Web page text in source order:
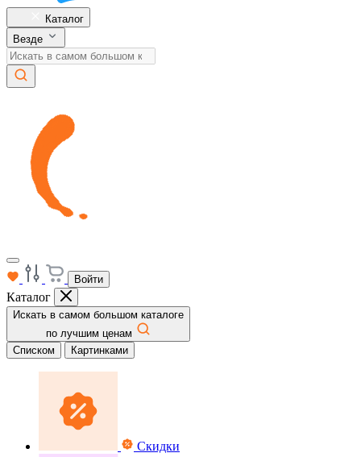
Каталог
Везде
Войти
Каталог
Искать в самом большом каталоге
по лучшим ценам
Списком
Картинками
Скидки